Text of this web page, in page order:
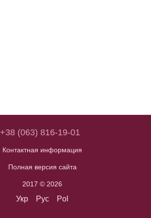
+38 (063) 816-19-01
Контактная информация
Полная версия сайта
2017 © 2026
Укр Рус Pol